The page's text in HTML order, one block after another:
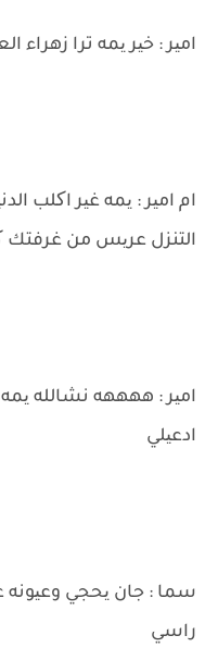
امیر : خیر یمه ترا زهراء
ام امیر : یمه غیر اکلب
التنزل عریس من غرفتك
امیر : ههههه نشالله
ادعیلي
سما : جان یحجي
راسي